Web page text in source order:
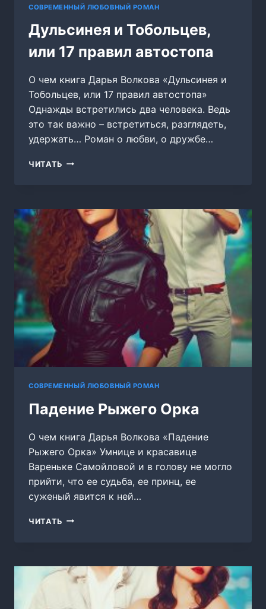
СОВРЕМЕННЫЙ ЛЮБОВНЫЙ РОМАН
Дульсинея и Тобольцев,
или 17 правил автостопа
О чем книга Дарья Волкова «Дульсинея и
Тобольцев, или 17 правил автостопа»
Однажды встретились два человека. Ведь
это так важно – встретиться, разглядеть,
удержать… Роман о любви, о дружбе…
ЧИТАТЬ ДУЛЬСИНЕЯ
17
ПРАВИЛ
АВТОСТОПА
СОВРЕМЕННЫЙ ЛЮБОВНЫЙ РОМАН
Падение Рыжего Орка
О чем книга Дарья Волкова «Падение
Рыжего Орка» Умнице и красавице
Вареньке Самойловой и в голову не могло
прийти, что ее судьба, ее принц, ее
суженый явится к ней…
ЧИТАТЬ ПАДЕНИЕ